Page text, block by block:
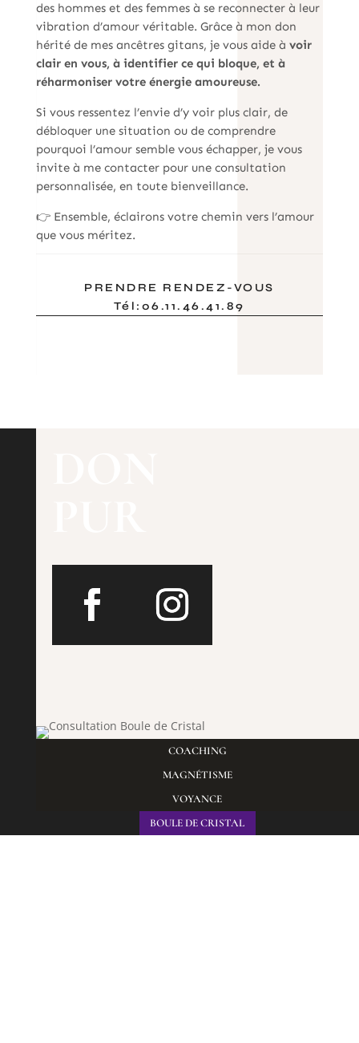
des hommes et des femmes à se reconnecter à leur
vibration d’amour véritable. Grâce à mon don
hérité de mes ancêtres gitans, je vous aide à voir
clair en vous, à identifier ce qui bloque, et à
réharmoniser votre énergie amoureuse.
Si vous ressentez l’envie d’y voir plus clair, de
débloquer une situation ou de comprendre
pourquoi l’amour semble vous échapper, je vous
invite à me contacter pour une consultation
personnalisée, en toute bienveillance.
👉 Ensemble, éclairons votre chemin vers l’amour
que vous méritez.
PRENDRE RENDEZ-VOUS
Tél:06.11.46.41.89
COACHING
MAGNÉTISME
VOYANCE
BOULE DE CRISTAL